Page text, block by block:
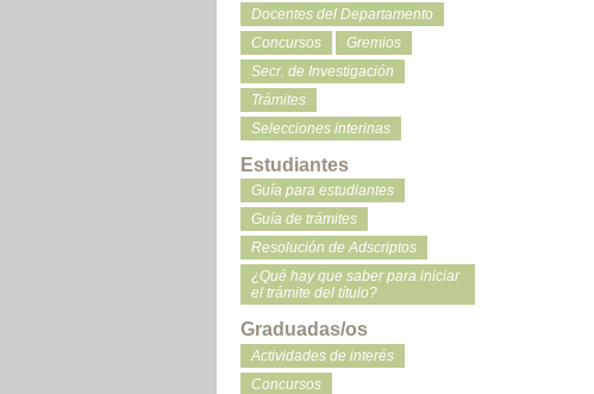
Docentes del Departamento
Concursos
Gremios
Secr. de Investigación
Trámites
Selecciones interinas
Estudiantes
Guía para estudiantes
Guía de trámites
Resolución de Adscriptos
¿Qué hay que saber para iniciar
el trámite del título?
Graduadas/os
Actividades de interés
Concursos